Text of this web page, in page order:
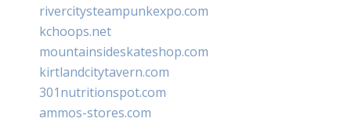
rivercitysteampunkexpo.com
kchoops.net
mountainsideskateshop.com
kirtlandcitytavern.com
301nutritionspot.com
ammos-stores.com